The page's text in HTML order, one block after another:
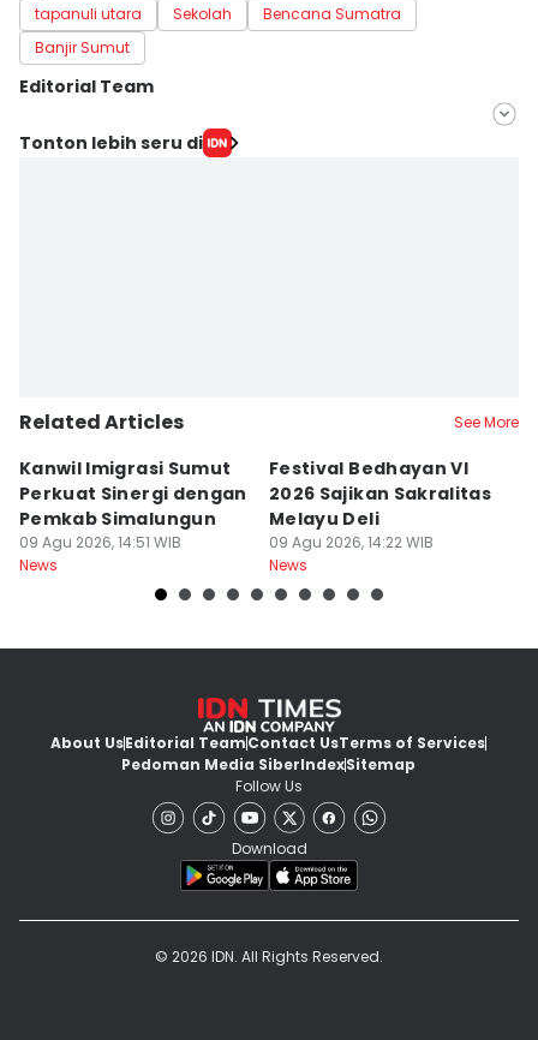
tapanuli utara Sekolah
Bencana Sumatra
Banjir Sumut
Editorial Team
Editor
Tonton lebih seru di
Related Articles See More
Kanwil Imigrasi Sumut
Perkuat Sinergi dengan
Pemkab Simalungun
09 Agu 2026, 14:51 WIB
News
Festival Bedhayan VI
2026 Sajikan Sakralitas
Melayu Deli
09 Agu 2026, 14:22 WIB
News
About UsEditorial TeamContact UsTerms of Services
Pedoman Media SiberIndexSitemap
Follow Us
Download
© 2026 IDN. All Rights Reserved.